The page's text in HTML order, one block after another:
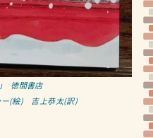
」 徳間書店
ャー(絵) 吉上恭太(訳)